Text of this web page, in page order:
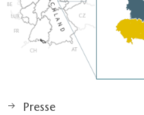
Presse